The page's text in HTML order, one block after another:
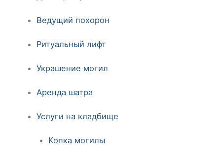
Ведущий похорон
Ритуальный лифт
Украшение могил
Аренда шатра
Услуги на кладбище
Копка могилы